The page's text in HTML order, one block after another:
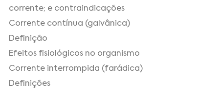
corrente; e contraindicações
Corrente contínua (galvânica)
Definição
Efeitos fisiológicos no organismo
Corrente interrompida (farádica)
Definições